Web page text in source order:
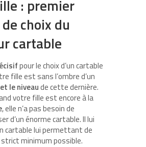
: premier
choix du
cartable
pour le choix d’un cartable
fille est sans l’ombre d’un
le niveaude cette dernière.
votre fille est encore à la
, elle n’a pas besoin de
d’un énorme cartable. Il lui
cartable lui permettant de
minimum possible.